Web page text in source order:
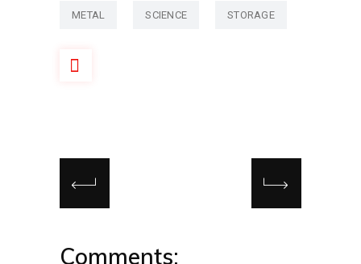
METAL SCIENCE STORAGE
Comments: